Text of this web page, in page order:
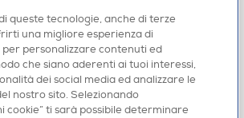
disponibile
in 30' gratuito:verifica
AGGIUNGI
queste tecnologie, anche di terze
una migliore esperienza di
per personalizzare contenuti ed
che siano aderenti ai tuoi interessi,
dei social media ed analizzare le
nostro sito. Selezionando
cookie” ti sarà possibile determinare